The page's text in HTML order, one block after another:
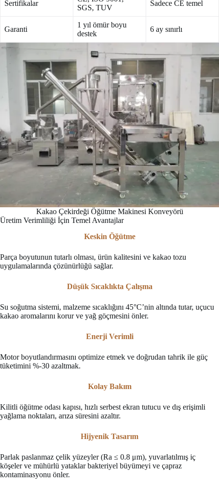
Sertifikalar
SGS, TUV
Sadece CE temel
Garanti
1 yıl ömür boyu
destek
6 ay sınırlı
Kakao Çekirdeği Öğütme Makinesi Konveyörü
Üretim Verimliliği İçin Temel Avantajlar
Keskin Öğütme
Parça boyutunun tutarlı olması, ürün kalitesini ve kakao tozu
uygulamalarında çözünürlüğü sağlar.
Düşük Sıcaklıkta Çalışma
Su soğutma sistemi, malzeme sıcaklığını 45°C’nin altında tutar, uçucu
kakao aromalarını korur ve yağ göçmesini önler.
Enerji Verimli
Motor boyutlandırmasını optimize etmek ve doğrudan tahrik ile güç
tüketimini %-30 azaltmak.
Kolay Bakım
Kilitli öğütme odası kapısı, hızlı serbest ekran tutucu ve dış erişimli
yağlama noktaları, arıza süresini azaltır.
Hijyenik Tasarım
Parlak paslanmaz çelik yüzeyler (Ra ≤ 0.8 μm), yuvarlatılmış iç
köşeler ve mühürlü yataklar bakteriyel büyümeyi ve çapraz
kontaminasyonu önler.